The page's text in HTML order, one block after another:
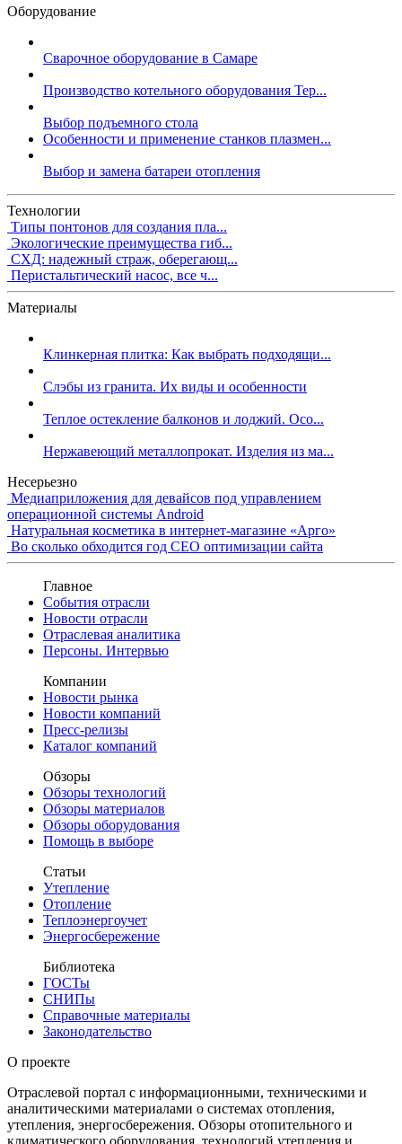
Оборудование
Сварочное оборудование в Самаре
Производство котельного оборудования Тер...
Выбор подъемного стола
Особенности и применение станков плазмен...
Выбор и замена батареи отопления
Технологии
Типы понтонов для создания пла...
Экологические преимущества гиб...
СХД: надежный страж, оберегающ...
Перистальтический насос, все ч...
Материалы
Клинкерная плитка: Как выбрать подходящи...
Слэбы из гранита. Их виды и особенности
Теплое остекление балконов и лоджий. Осо...
Нержавеющий металлопрокат. Изделия из ма...
Несерьезно
Медиаприложения для девайсов под управлением
операционной системы Android
Натуральная косметика в интернет-магазине «Арго»
Во сколько обходится год СЕО оптимизации сайта
Главное
События отрасли
Новости отрасли
Отраслевая аналитика
Персоны. Интервью
Компании
Новости рынка
Новости компаний
Пресс-релизы
Каталог компаний
Обзоры
Обзоры технологий
Обзоры материалов
Обзоры оборудования
Помощь в выборе
Статьи
Утепление
Отопление
Теплоэнергоучет
Энергосбережение
Библиотека
ГОСТы
СНИПы
Справочные материалы
Законодательство
О проекте
Отраслевой портал с информационными, техническими и
аналитическими материалами о системах отопления,
утепления, энергосбережения. Обзоры отопительного и